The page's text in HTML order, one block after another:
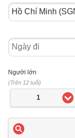
Ngày
đi
Người lớn
(Trên 12 tuổi)
1